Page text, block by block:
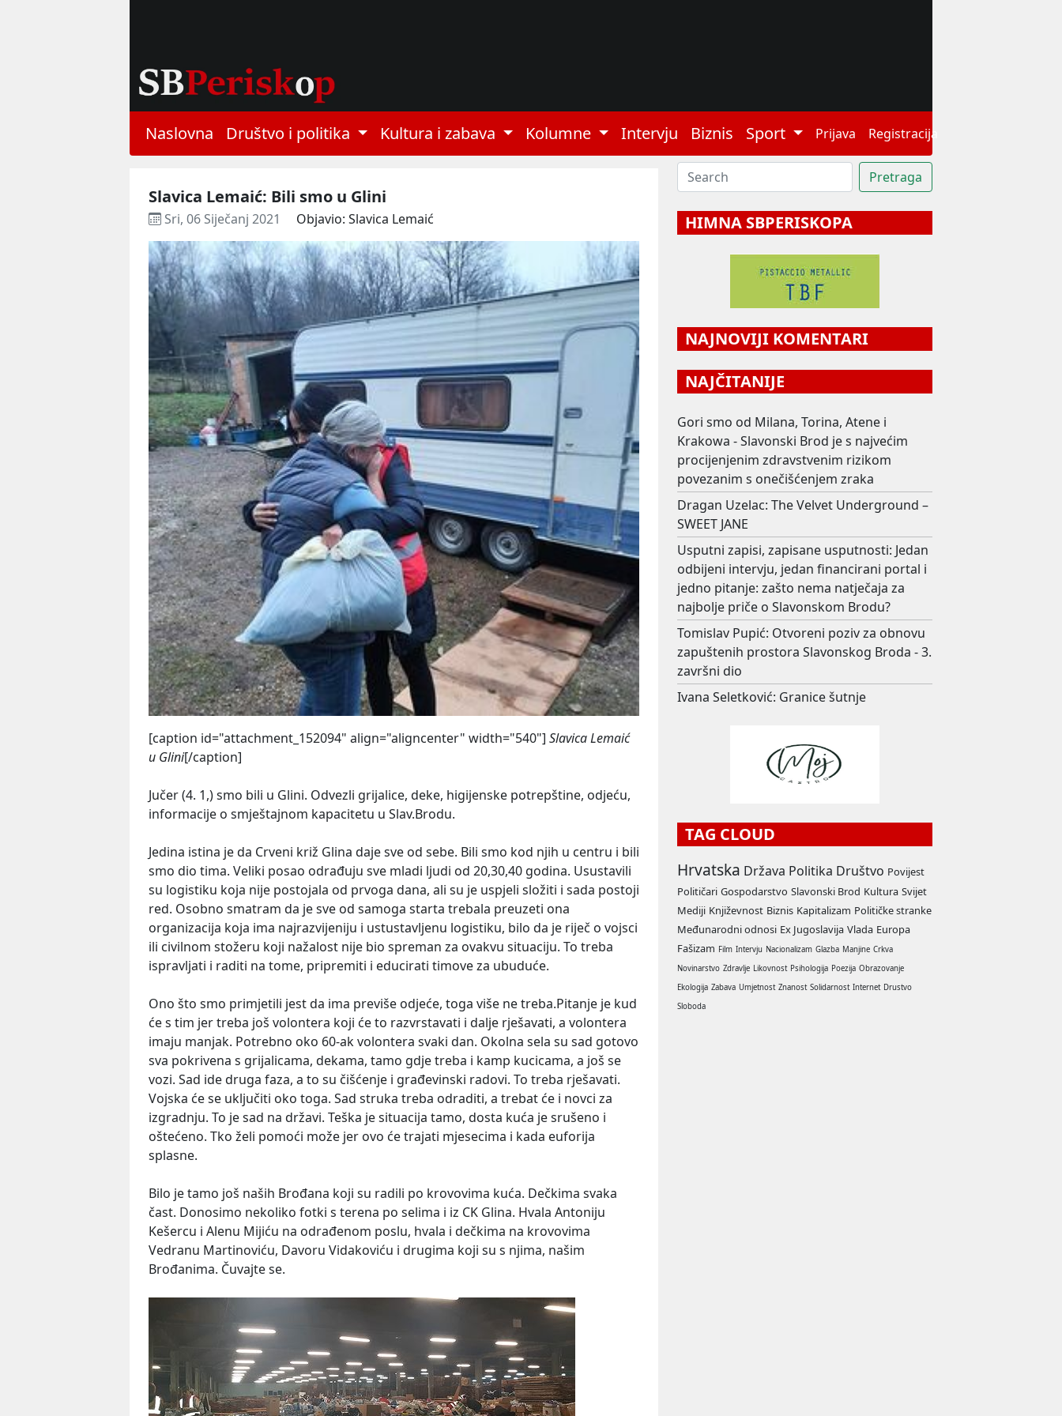
Naslovna Društvo i politika Kultura i zabava Kolumne Intervju Biznis Sport Prijava Registracija
Slavica Lemaić: Bili smo u Glini
Sri, 06 Siječanj 2021 Objavio: Slavica Lemaić
[caption id="attachment_152094" align="aligncenter" width="540"] Slavica Lemaić
u Glini[/caption]
Jučer (4. 1,) smo bili u Glini. Odvezli grijalice, deke, higijenske potrepštine, odjeću,
informacije o smještajnom kapacitetu u Slav.Brodu.
Jedina istina je da Crveni križ Glina daje sve od sebe. Bili smo kod njih u centru i bili
smo dio tima. Veliki posao odrađuju sve mladi ljudi od 20,30,40 godina. Usustavili
su logistiku koja nije postojala od prvoga dana, ali su je uspjeli složiti i sada postoji
red. Osobno smatram da je sve od samoga starta trebala preuzeti ona
organizacija koja ima najrazvijeniju i ustustavljenu logistiku, bilo da je riječ o vojsci
ili civilnom stožeru koji nažalost nije bio spreman za ovakvu situaciju. To treba
ispravljati i raditi na tome, pripremiti i educirati timove za ubuduće.
Ono što smo primjetili jest da ima previše odjeće, toga više ne treba.Pitanje je kud
će s tim jer treba još volontera koji će to razvrstavati i dalje rješavati, a volontera
imaju manjak. Potrebno oko 60-ak volontera svaki dan. Okolna sela su sad gotovo
sva pokrivena s grijalicama, dekama, tamo gdje treba i kamp kucicama, a još se
vozi. Sad ide druga faza, a to su čišćenje i građevinski radovi. To treba rješavati.
Vojska će se uključiti oko toga. Sad struka treba odraditi, a trebat će i novci za
izgradnju. To je sad na državi. Teška je situacija tamo, dosta kuća je srušeno i
oštećeno. Tko želi pomoći može jer ovo će trajati mjesecima i kada euforija
splasne.
Bilo je tamo još naših Brođana koji su radili po krovovima kuća. Dečkima svaka
čast. Donosimo nekoliko fotki s terena po selima i iz CK Glina. Hvala Antoniju
Kešercu i Alenu Mijiću na odrađenom poslu, hvala i dečkima na krovovima
Vedranu Martinoviću, Davoru Vidakoviću i drugima koji su s njima, našim
Brođanima. Čuvajte se.
HIMNA SBPERISKOPA
NAJNOVIJI KOMENTARI
NAJČITANIJE
Gori smo od Milana, Torina, Atene i
Krakowa - Slavonski Brod je s najvećim
procijenjenim zdravstvenim rizikom
povezanim s onečišćenjem zraka
Dragan Uzelac: The Velvet Underground –
SWEET JANE
Usputni zapisi, zapisane usputnosti: Jedan
odbijeni intervju, jedan financirani portal i
jedno pitanje: zašto nema natječaja za
najbolje priče o Slavonskom Brodu?
Tomislav Pupić: Otvoreni poziv za obnovu
zapuštenih prostora Slavonskog Broda - 3.
završni dio
Ivana Seletković: Granice šutnje
TAG CLOUD
Hrvatska Država Politika Društvo Povijest
Političari Gospodarstvo Slavonski Brod Kultura Svijet
Mediji Književnost Biznis Kapitalizam Političke stranke
Međunarodni odnosi Ex Jugoslavija Vlada Europa
Fašizam Film Intervju Nacionalizam Glazba Manjine Crkva
Novinarstvo Zdravlje Likovnost Psihologija Poezija Obrazovanje
Ekologija Zabava Umjetnost Znanost Solidarnost Internet Drustvo
Sloboda